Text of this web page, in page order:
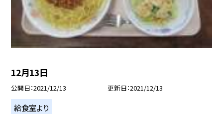
12月13日
公開日 2021/12/13 更新日 2021/12/13
給食室より